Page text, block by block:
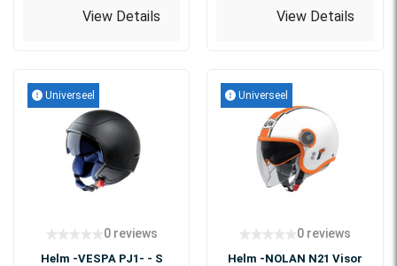
View Details View Details
Universeel
0 reviews
Helm -VESPA PJ1- - S
Universeel
0 reviews
Helm -NOLAN N21 Visor